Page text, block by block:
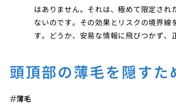
はありません。それは、極めて限定さ
ないのです。その効果とリスクの境界
す。どうか、安易な情報に飛びつかず、
頭頂部の薄毛を隠す
薄毛